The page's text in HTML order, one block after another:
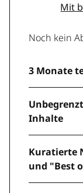
Mit
Noch kein
3 Monate
Inhalte
Kuratierte
und "Best